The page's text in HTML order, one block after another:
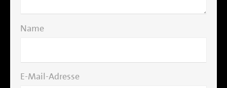
Name
E-Mail-Adresse